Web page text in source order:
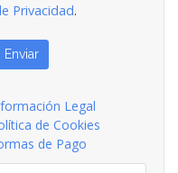
Privacidad.
Enviar
Legal
de Cookies
de Pago